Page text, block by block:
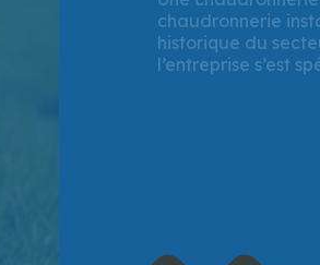
Mi-juillet 2025, la
soutien financier à
à Verson